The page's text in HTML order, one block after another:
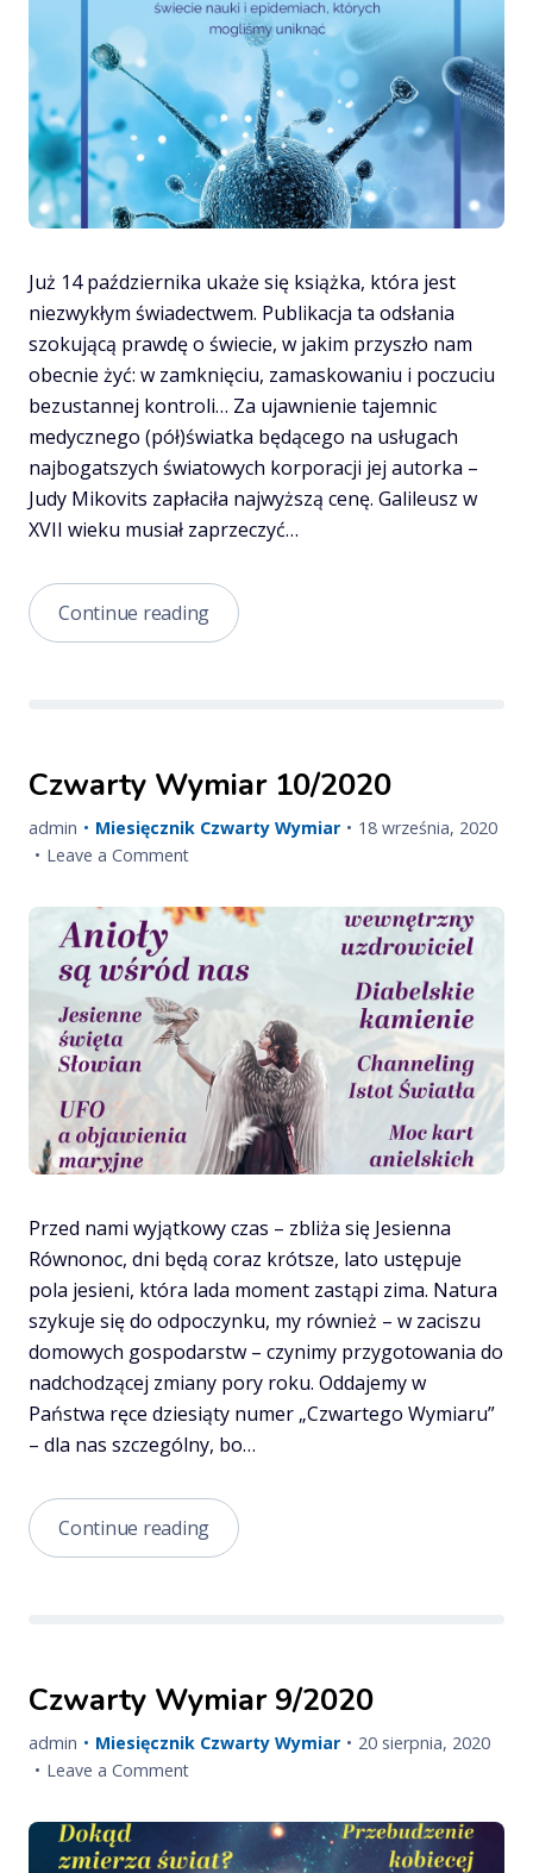
–
książka,
która
odsłania
kulisy
największego
medycznego
przekrętu
czasów
Już 14 października ukaże się książka, która jest
niezwykłym świadectwem. Publikacja ta odsłania
szokującą prawdę o świecie, w jakim przyszło nam
obecnie żyć: w zamknięciu, zamaskowaniu i poczuciu
bezustannej kontroli… Za ujawnienie tajemnic
medycznego (pół)światka będącego na usługach
najbogatszych światowych korporacji jej autorka –
Judy Mikovits zapłaciła najwyższą cenę. Galileusz w
XVII wieku musiał zaprzeczyć…
Continue readingPatronat
CzW:
która
kulisy
przekrętu
czasów
Czwarty Wymiar 10/2020
admin Miesięcznik Czwarty Wymiar
Published
18 września, 2020
Leave a Commenton
Wymiar
Przed nami wyjątkowy czas – zbliża się Jesienna
Równonoc, dni będą coraz krótsze, lato ustępuje
pola jesieni, która lada moment zastąpi zima. Natura
szykuje się do odpoczynku, my również – w zaciszu
domowych gospodarstw – czynimy przygotowania do
nadchodzącej zmiany pory roku. Oddajemy w
Państwa ręce dziesiąty numer „Czwartego Wymiaru”
– dla nas szczególny, bo…
Continue readingCzwarty
Wymiar
Czwarty Wymiar 9/2020
admin Miesięcznik Czwarty Wymiar
Published
20 sierpnia, 2020
Leave a Commenton
Wymiar
9/2020